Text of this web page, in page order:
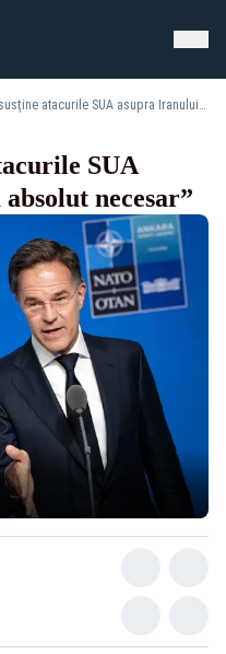
Șeful NATO susține atacurile SUA asupra Iranului: „Era absolut necesar”
SUA
necesar”